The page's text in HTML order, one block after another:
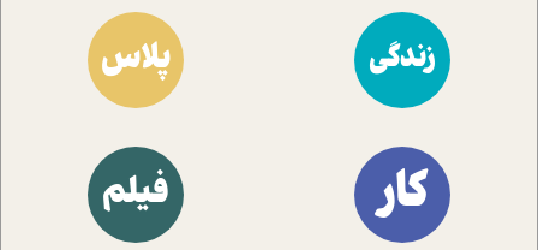
زندگی پلاس
کار فیلم